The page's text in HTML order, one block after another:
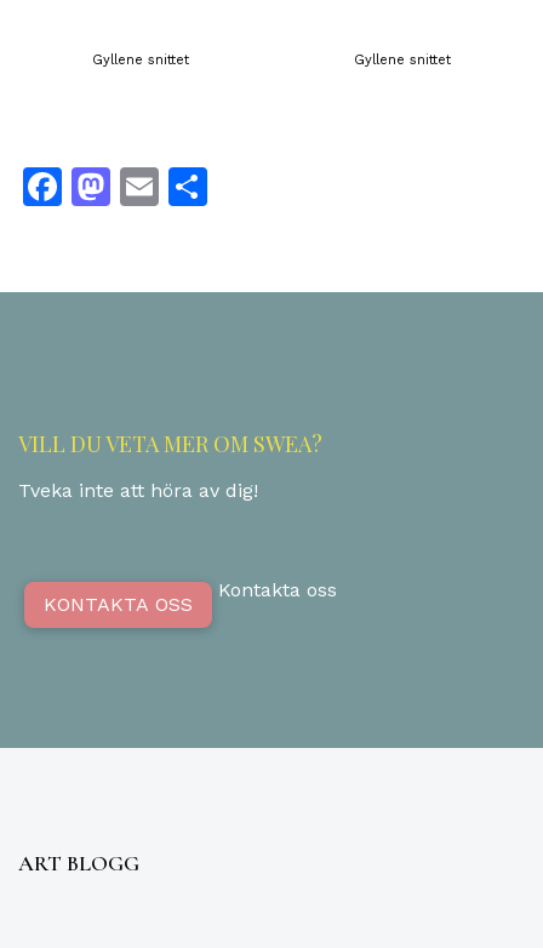
Gyllene snittet Gyllene snittet
Facebook
Mastodon
Email
VILL DU VETA MER OM SWEA?
Tveka inte att höra av dig!
KONTAKTA OSS
Kontakta oss
ART BLOGG